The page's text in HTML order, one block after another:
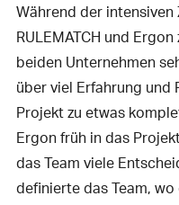
Während der
RULEMATCH und
beiden Unternehmen
über viel Erfahrung und
Projekt zu etwas
Ergon früh in das
das Team viele
definierte das Team,